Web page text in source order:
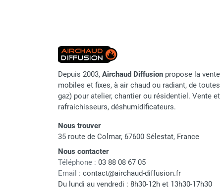
d'élevage
Chauffage FARM au fioul
Chauffage mobile au gaz rayonnant
Rideau d'air et rideau rayonnant
Rideau d'air chaud électrique
Rideau d'air chaud encastrable
Rideau d'air eau chaude
Rideau d'air chaud pour pompe à
chaleur
Rideau d'air pour portes tournantes
Raccord gaz
Alimentation
Allumage et contrôle
Marque
Depuis 2003, Airchaud Diffusion propose la
mobiles et fixes, à air chaud ou radiant, de
gaz) pour atelier, chantier ou résidentiel. Vente
rafraichisseurs, déshumidificateurs.
Nous trouver
35 route de Colmar, 67600 Sélestat, France
Nous contacter
Téléphone : 03 88 08 67 05
Email : contact@airchaud-diffusion.fr
Du lundi au vendredi : 8h30-12h et 13h30-17h30